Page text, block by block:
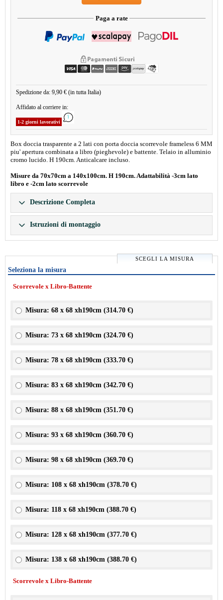
Paga a rate
Spedizione da: 9,90 € (in tutta Italia)
Affidato al corriere in:
1-2 giorni lavorativi
Box doccia trasparente a 2 lati con porta doccia scorrevole frameless 6 MM
piu' apertura combinata a libro (pieghevole) e battente. Telaio in alluminio
cromo lucido. H 190cm. Anticalcare incluso.
Misure da 70x70cm a 140x100cm. H 190cm. Adattabilità -3cm lato
libro e -2cm lato scorrevole
Descrizione Completa
Istruzioni di montaggio
SCEGLI LA MISURA
Seleziona la misura
Scorrevole x Libro-Battente
Misura: 68 x 68 xh190cm (314.70 €)
Misura: 73 x 68 xh190cm (324.70 €)
Misura: 78 x 68 xh190cm (333.70 €)
Misura: 83 x 68 xh190cm (342.70 €)
Misura: 88 x 68 xh190cm (351.70 €)
Misura: 93 x 68 xh190cm (360.70 €)
Misura: 98 x 68 xh190cm (369.70 €)
Misura: 108 x 68 xh190cm (378.70 €)
Misura: 118 x 68 xh190cm (388.70 €)
Misura: 128 x 68 xh190cm (377.70 €)
Misura: 138 x 68 xh190cm (388.70 €)
Scorrevole x Libro-Battente